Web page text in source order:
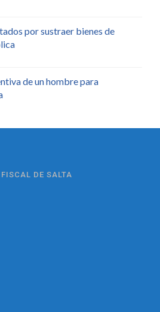
por sustraer bienes de
de un hombre para
DE SALTA